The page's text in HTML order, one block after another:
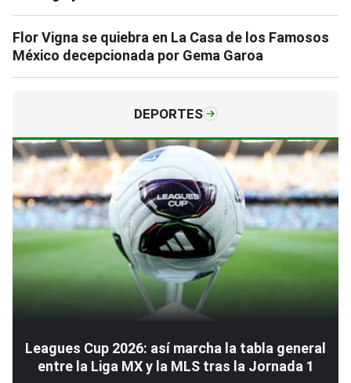
Flor Vigna se quiebra en La Casa de los Famosos
México decepcionada por Gema Garoa
DEPORTES
Leagues Cup 2026: así marcha la tabla general
entre la Liga MX y la MLS tras la Jornada 1